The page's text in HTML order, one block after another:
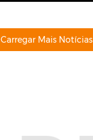
Carregar Mais Notícias